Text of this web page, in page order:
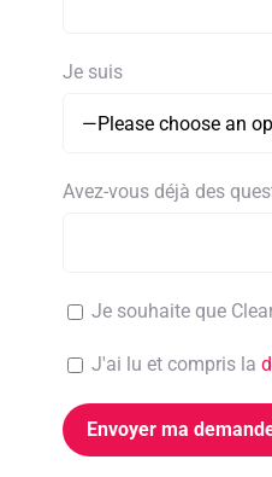
Je suis
Avez-vous déjà des
Je souhaite que
J'ai lu et compris la